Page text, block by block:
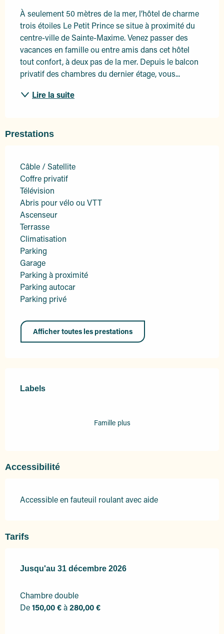
À seulement 50 mètres de la mer, l’hôtel de charme
trois étoiles Le Petit Prince se situe à proximité du
centre-ville de Sainte-Maxime. Venez passer des
vacances en famille ou entre amis dans cet hôtel
tout confort, à deux pas de la mer. Depuis le balcon
privatif des chambres du dernier étage, vous...
Lire la suite
Prestations
Câble / Satellite
Coffre privatif
Télévision
Abris pour vélo ou VTT
Ascenseur
Terrasse
Climatisation
Parking
Garage
Parking à proximité
Parking autocar
Parking privé
Afficher toutes les prestations
Labels
Labels
Famille plus
Accessibilité
Accessible en fauteuil roulant avec aide
Tarifs
Du13 février 2026au31 décembre 2026
Jusqu'au 31 décembre 2026
Chambre double
De150,00 €à280,00 €